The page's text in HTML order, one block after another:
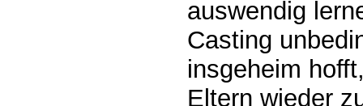
auswendig
Casting
insgeheim
Eltern wieder